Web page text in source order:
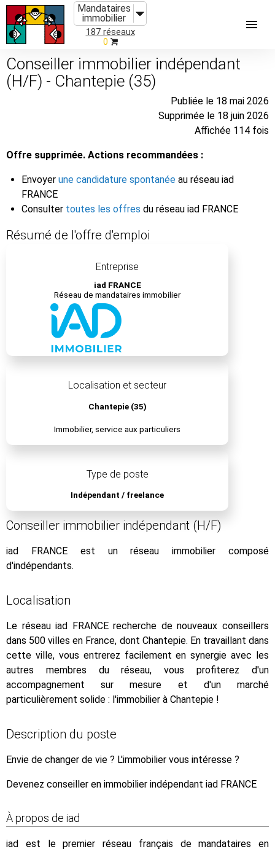
Mandataires
immobilier
187 réseaux
0
Conseiller immobilier indépendant
(H/F) - Chantepie (35)
Publiée le 18 mai 2026
Supprimée le 18 juin 2026
Affichée 114 fois
Offre supprimée. Actions recommandées :
Envoyer une candidature spontanée au réseau iad
FRANCE
Consulter toutes les offres du réseau iad FRANCE
Résumé de l'offre d'emploi
Entreprise
iad FRANCE
Réseau de mandataires immobilier
Localisation et secteur
Chantepie (35)
Immobilier, service aux particuliers
Type de poste
Indépendant / freelance
Conseiller immobilier indépendant (H/F)
iad FRANCE est un réseau immobilier composé
d'indépendants.
Localisation
Le réseau iad FRANCE recherche de nouveaux conseillers
dans 500 villes en France, dont Chantepie. En travaillant dans
cette ville, vous entrerez facilement en synergie avec les
autres membres du réseau, vous profiterez d'un
accompagnement sur mesure et d'un marché
particulièrement solide : l'immobilier à Chantepie !
Description du poste
Envie de changer de vie ? L'immobilier vous intéresse ?
Devenez conseiller en immobilier indépendant iad FRANCE
À propos de iad
iad est le premier réseau français de mandataires en